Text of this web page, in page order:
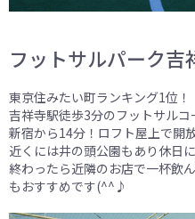
フットサルパーク吉
東京住みたい町ランキング1位！
吉祥寺駅徒歩3分のフットサルコ
新宿から14分！ロフト屋上で開
近くには井の頭公園もあり休日
終わったら近隣のお店で一杯飲
もおすすめです(^^♪